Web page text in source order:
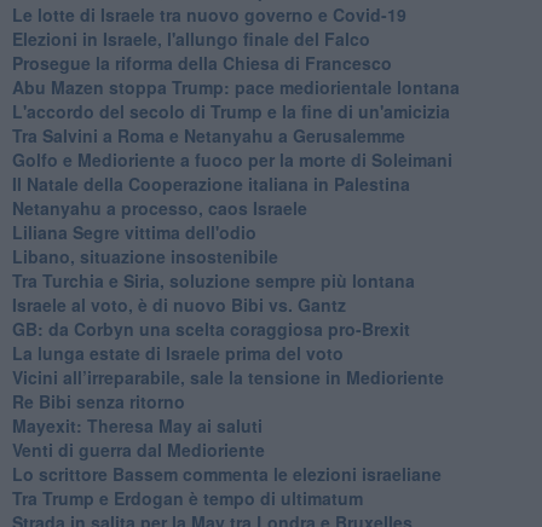
Le lotte di Israele tra nuovo governo e Covid-19
Elezioni in Israele, l'allungo finale del Falco
Prosegue la riforma della Chiesa di Francesco
Abu Mazen stoppa Trump: pace mediorientale lontana
L'accordo del secolo di Trump e la fine di un'amicizia
Tra Salvini a Roma e Netanyahu a Gerusalemme
Golfo e Medioriente a fuoco per la morte di Soleimani
Il Natale della Cooperazione italiana in Palestina
Netanyahu a processo, caos Israele
Liliana Segre vittima dell'odio
Libano, situazione insostenibile
Tra Turchia e Siria, soluzione sempre più lontana
Israele al voto, è di nuovo Bibi vs. Gantz
GB: da Corbyn una scelta coraggiosa pro-Brexit
La lunga estate di Israele prima del voto
Vicini all’irreparabile, sale la tensione in Medioriente
Re Bibi senza ritorno
Mayexit: Theresa May ai saluti
Venti di guerra dal Medioriente
Lo scrittore Bassem commenta le elezioni israeliane
Tra Trump e Erdogan è tempo di ultimatum
Strada in salita per la May tra Londra e Bruxelles